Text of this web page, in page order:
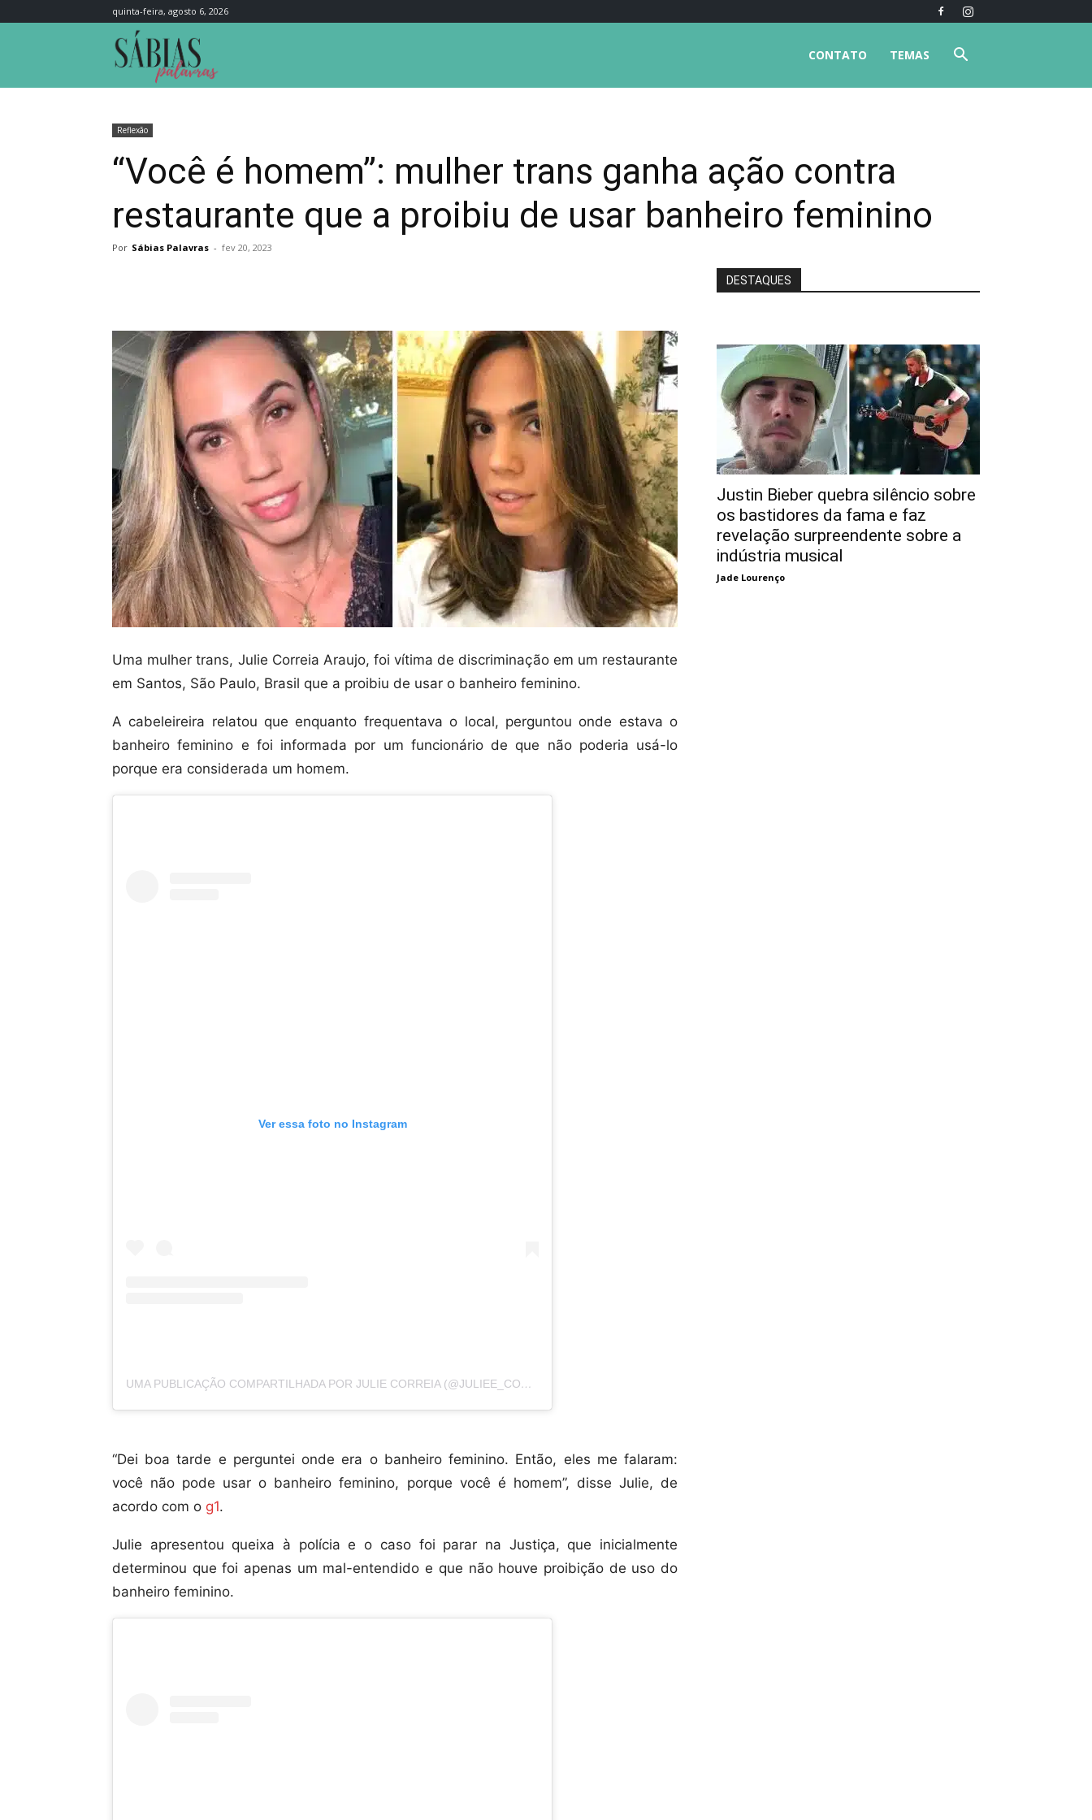
quinta-feira, agosto 6, 2026
TEMAS
CONTATO
Reflexão
“Você é homem”: mulher trans ganha ação contra
restaurante que a proibiu de usar banheiro feminino
Por Sábias Palavras - fev 20, 2023
Uma mulher trans, Julie Correia Araujo, foi vítima de discriminação em um restaurante
em Santos, São Paulo, Brasil que a proibiu de usar o banheiro feminino.
A cabeleireira relatou que enquanto frequentava o local, perguntou onde estava o
banheiro feminino e foi informada por um funcionário de que não poderia usá-lo
porque era considerada um homem.
Ver essa foto no Instagram
UMA PUBLICAÇÃO COMPARTILHADA POR JULIE CORREIA (@JULIEE_CORREIA)
“Dei boa tarde e perguntei onde era o banheiro feminino. Então, eles me falaram:
você não pode usar o banheiro feminino, porque você é homem”, disse Julie, de
acordo com o g1.
Julie apresentou queixa à polícia e o caso foi parar na Justiça, que inicialmente
determinou que foi apenas um mal-entendido e que não houve proibição de uso do
banheiro feminino.
DESTAQUES
Justin Bieber quebra silêncio sobre
os bastidores da fama e faz
revelação surpreendente sobre a
indústria musical
Jade Lourenço